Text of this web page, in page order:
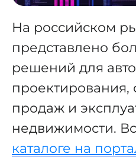
На российском
представлено
решений для
проектирования,
продаж и
недвижимости.
каталоге на